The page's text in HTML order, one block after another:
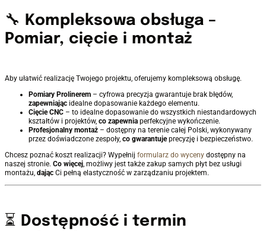
🔧 Kompleksowa obsługa –
Pomiar, cięcie i montaż
Aby ułatwić realizację Twojego projektu, oferujemy kompleksową obsługę.
Pomiary Prolinerem – cyfrowa precyzja gwarantuje brak błędów,
zapewniając idealne dopasowanie każdego elementu.
Cięcie CNC – to idealne dopasowanie do wszystkich niestandardowych
kształtów i projektów, co zapewnia perfekcyjne wykończenie.
Profesjonalny montaż – dostępny na terenie całej Polski, wykonywany
przez doświadczone zespoły, co gwarantujeprecyzję i bezpieczeństwo.
Chcesz poznać koszt realizacji? Wypełnij formularz do wyceny dostępny na
naszej stronie. Co więcej, możliwy jest także zakup samych płyt bez usługi
montażu, dając Ci pełną elastyczność w zarządzaniu projektem.
⏳ Dostępność i termin